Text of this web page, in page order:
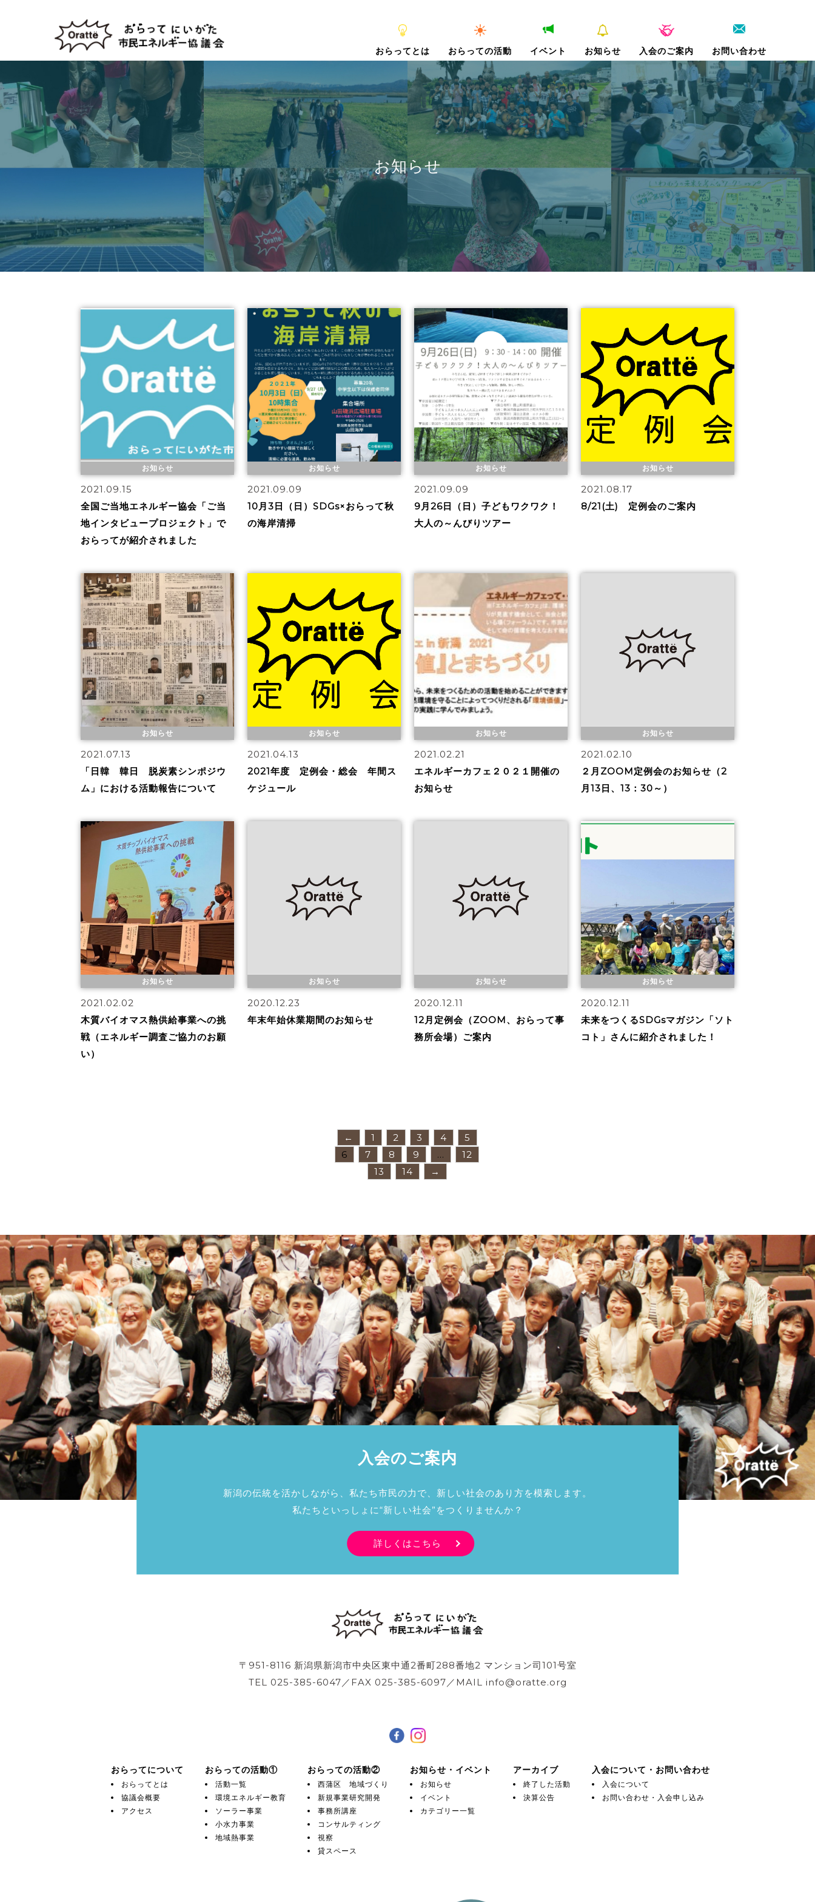
おらってとは おらっての活動 イベント お知らせ 入会のご案内 お問い合わせ
お知らせ
お知らせ
2021.09.15
全国ご当地エネルギー協会「ご当
地インタビュープロジェクト」で
おらってが紹介されました
お知らせ
2021.09.09
10月3日（日）SDGs×おらって秋
の海岸清掃
お知らせ
2021.09.09
9月26日（日）子どもワクワク！
大人の～んびりツアー
お知らせ
2021.08.17
8/21(土) 定例会のご案内
お知らせ
2021.07.13
「日韓 韓日 脱炭素シンポジウ
ム」における活動報告について
お知らせ
2021.04.13
2021年度 定例会・総会 年間ス
ケジュール
お知らせ
2021.02.21
エネルギーカフェ２０２１開催の
お知らせ
お知らせ
2021.02.10
２月ZOOM定例会のお知らせ（2
月13日、13：30～）
お知らせ
2021.02.02
木質バイオマス熱供給事業への挑
戦（エネルギー調査ご協力のお願
い）
お知らせ
2020.12.23
年末年始休業期間のお知らせ
お知らせ
2020.12.11
12月定例会（ZOOM、おらって事
務所会場）ご案内
お知らせ
2020.12.11
未来をつくるSDGsマガジン「ソト
コト」さんに紹介されました！
← 1 2 3 4
5
6
7 8 9 …
12
13
14 →
入会のご案内
新潟の伝統を活かしながら、私たち市民の力で、新しい社会のあり方を模索します。
私たちといっしょに“新しい社会”をつくりませんか？
詳しくはこちら
〒951-8116 新潟県新潟市中央区東中通2番町288番地2 マンション司101号室
TEL 025-385-6047／FAX 025-385-6097／MAIL info@oratte.org
おらってについて
おらってとは
協議会概要
アクセス
おらっての活動①
活動一覧
環境エネルギー教育
ソーラー事業
小水力事業
地域熱事業
おらっての活動②
西蒲区 地域づくり
新規事業研究開発
事務所講座
コンサルティング
視察
貸スペース
お知らせ・イベント
お知らせ
イベント
カテゴリー一覧
アーカイブ
終了した活動
決算公告
入会について・お問い合わせ
入会について
お問い合わせ・入会申し込み